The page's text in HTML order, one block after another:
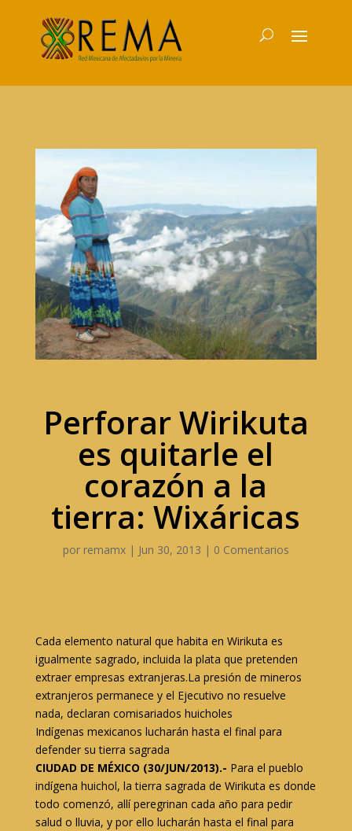
Perforar Wirikuta
es quitarle el
corazón a la
tierra: Wixáricas
por remamx| Jun 30, 2013 | 0 Comentarios
Cada elemento natural que habita en Wirikuta es
igualmente sagrado, incluida la plata que pretenden
extraer empresas extranjeras.La presión de mineros
extranjeros permanece y el Ejecutivo no resuelve
nada, declaran comisariados huicholes
Indígenas mexicanos lucharán hasta el final para
defender su tierra sagrada
CIUDAD DE MÉXICO (30/JUN/2013).- Para el pueblo
indígena huichol, la tierra sagrada de Wirikuta es donde
todo comenzó, allí peregrinan cada año para pedir
salud o lluvia, y por ello lucharán hasta el final para